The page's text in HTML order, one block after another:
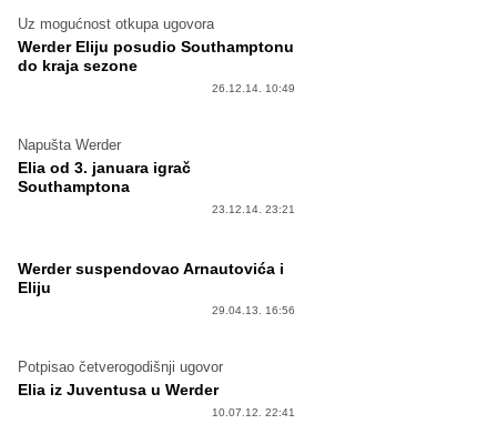
Uz mogućnost otkupa ugovora
Werder Eliju posudio Southamptonu
do kraja sezone
26.12.14. 10:49
Napušta Werder
Elia od 3. januara igrač
Southamptona
23.12.14. 23:21
Werder suspendovao Arnautovića i
Eliju
29.04.13. 16:56
Potpisao četverogodišnji ugovor
Elia iz Juventusa u Werder
10.07.12. 22:41